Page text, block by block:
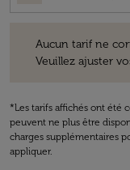
Aucun tarif ne
Veuillez ajuster
*Les tarifs affichés ont été
peuvent ne plus être
charges supplémentaires
appliquer.